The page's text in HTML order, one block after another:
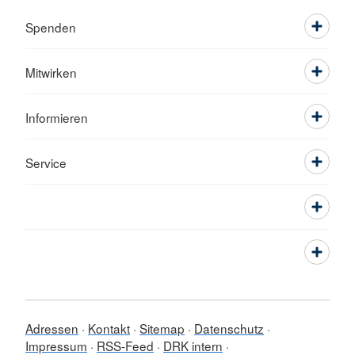
Spenden
Mitwirken
Informieren
Service
Adressen Kontakt Sitemap
Datenschutz
Impressum
RSS-Feed
DRK intern